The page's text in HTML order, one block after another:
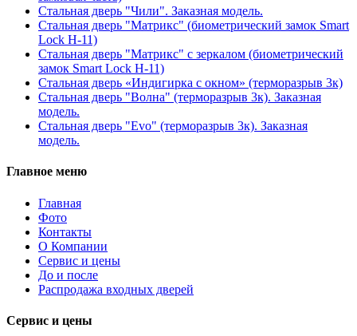
Стальная дверь "Чили". Заказная модель.
Стальная дверь "Матрикс" (биометрический замок Smart
Lock H-11)
Стальная дверь "Матрикс" с зеркалом (биометрический
замок Smart Lock H-11)
Стальная дверь «Индигирка с окном» (терморазрыв 3к)
Стальная дверь "Волна" (терморазрыв 3к). Заказная
модель.
Стальная дверь "Evo" (терморазрыв 3к). Заказная
модель.
Главное меню
Главная
Фото
Контакты
О Компании
Сервис и цены
До и после
Распродажа входных дверей
Сервис и цены